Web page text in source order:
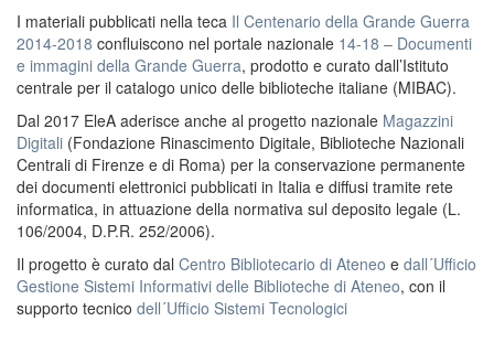
I materiali pubblicati nella teca Il Centenario della Grande Guerra
2014-2018 confluiscono nel portale nazionale 14-18 – Documenti
e immagini della Grande Guerra, prodotto e curato dall’Istituto
centrale per il catalogo unico delle biblioteche italiane (MIBAC).
Dal 2017 EleA aderisce anche al progetto nazionale Magazzini
Digitali (Fondazione Rinascimento Digitale, Biblioteche Nazionali
Centrali di Firenze e di Roma) per la conservazione permanente
dei documenti elettronici pubblicati in Italia e diffusi tramite rete
informatica, in attuazione della normativa sul deposito legale (L.
106/2004, D.P.R. 252/2006).
Il progetto è curato dal Centro Bibliotecario di Ateneo e dall´Ufficio
Gestione Sistemi Informativi delle Biblioteche di Ateneo, con il
supporto tecnico dell´Ufficio Sistemi Tecnologici